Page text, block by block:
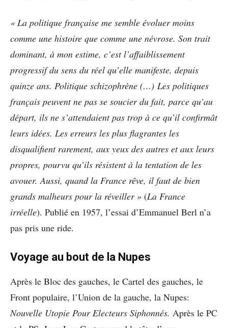
« La politique française me semble évoluer moins
comme une histoire que comme une névrose. Son trait
dominant, à mon estime, c’est l’affaiblissement
progressif du sens du réel qu’elle manifeste, depuis
quinze ans. Politique schizophrène (…) Les politiques
français peuvent ne pas se soucier du fait, parce qu’au
départ, ils ne s’attendaient pas trop à ce qu’il confirmât
leurs idées. Les erreurs les plus flagrantes les
disqualifient rarement, aux yeux des autres et aux leurs
propres, pourvu qu’ils résistent à la tentation de les
avouer. Aussi, quand la France rêve, il faut de bien
grands malheurs pour la réveiller » (La France
irréelle). Publié en 1957, l’essai d’Emmanuel Berl n’a
pas pris une ride.
Voyage au bout de la Nupes
Après le Bloc des gauches, le Cartel des gauches, le
Front populaire, l’Union de la gauche, la Nupes:
Nouvelle Utopie Pour Electeurs Siphonnés. Après le PC